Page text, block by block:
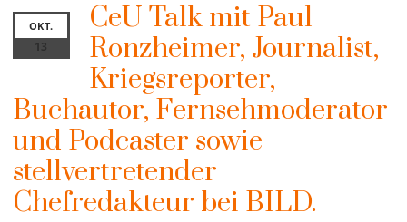
OKT.
13
CeU Talk mit Paul
Ronzheimer, Journalist,
Kriegsreporter,
Buchautor, Fernsehmoderator
und Podcaster sowie
stellvertretender
Chefredakteur bei BILD.